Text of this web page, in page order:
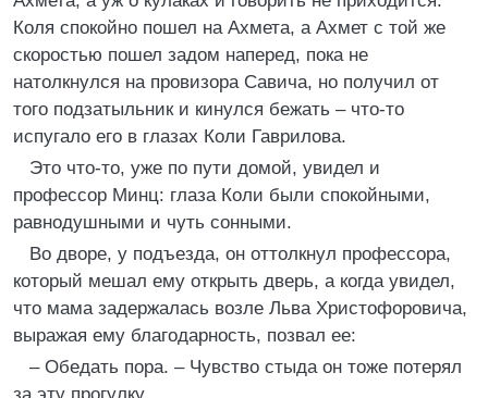
Коля спокойно пошел на Ахмета, а Ахмет с той же
скоростью пошел задом наперед, пока не
натолкнулся на провизора Савича, но получил от
того подзатыльник и кинулся бежать – что-то
испугало его в глазах Коли Гаврилова.
Это что-то, уже по пути домой, увидел и
профессор Минц: глаза Коли были спокойными,
равнодушными и чуть сонными.
Во дворе, у подъезда, он оттолкнул профессора,
который мешал ему открыть дверь, а когда увидел,
что мама задержалась возле Льва Христофоровича,
выражая ему благодарность, позвал ее:
– Обедать пора. – Чувство стыда он тоже потерял